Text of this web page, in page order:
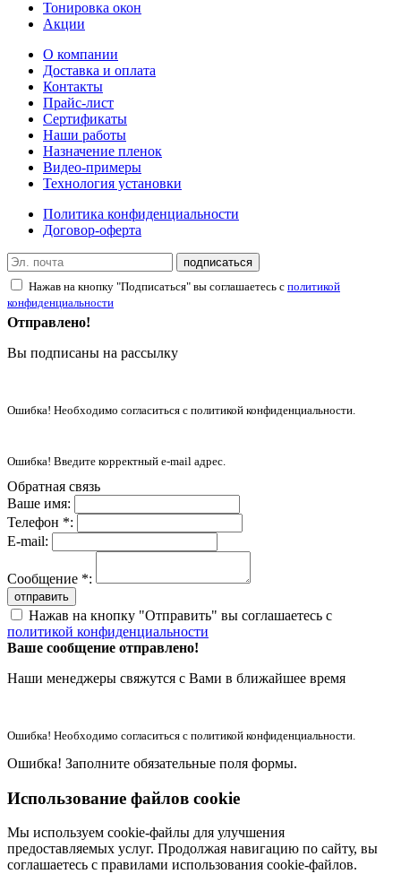
Тонировка окон
Акции
О компании
Доставка и оплата
Контакты
Прайс-лист
Сертификаты
Наши работы
Назначение пленок
Видео-примеры
Технология установки
Политика конфиденциальности
Договор-оферта
подписаться
Нажав на кнопку "Подписаться" вы соглашаетесь с политикой
конфиденциальности
Отправлено!
Вы подписаны на рассылку
Ошибка! Необходимо согласиться с политикой конфиденциальности.
Ошибка! Введите корректный e-mail адрес.
Обратная связь
Ваше имя:
Телефон *:
E-mail:
Сообщение *:
отправить
Нажав на кнопку "Отправить" вы соглашаетесь с
политикой конфиденциальности
Ваше сообщение отправлено!
Наши менеджеры свяжутся с Вами в ближайшее время
Ошибка! Необходимо согласиться с политикой конфиденциальности.
Ошибка! Заполните обязательные поля формы.
Использование файлов cookie
Мы используем cookie-файлы для улучшения
предоставляемых услуг. Продолжая навигацию по сайту, вы
соглашаетесь с правилами использования cookie-файлов.